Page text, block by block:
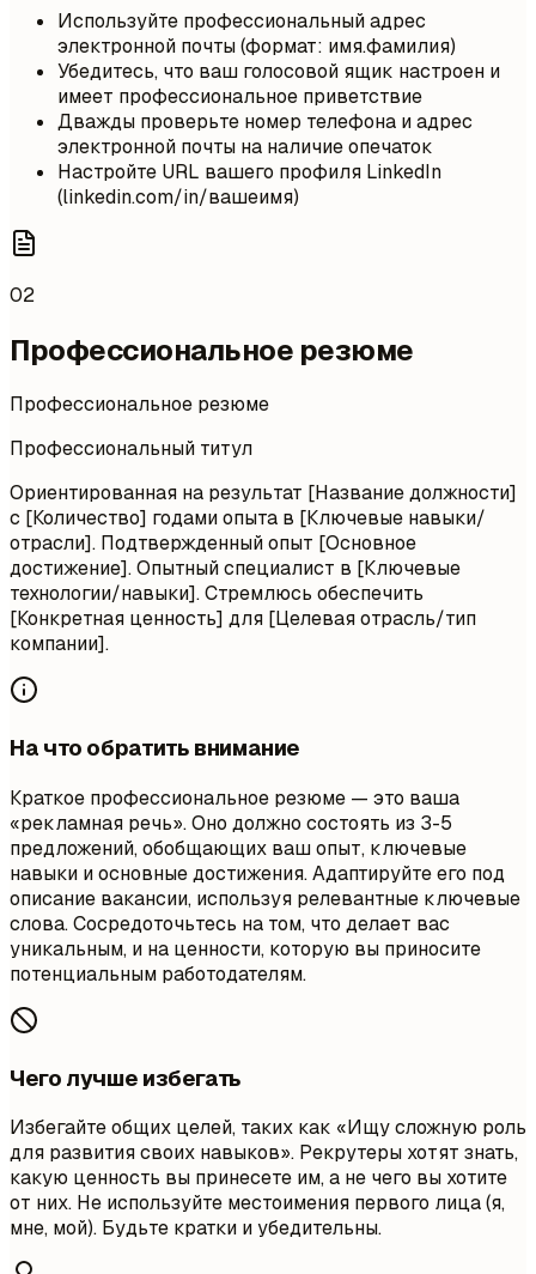
Используйте профессиональный адрес
электронной почты (формат: имя.фамилия)
Убедитесь, что ваш голосовой ящик настроен и
имеет профессиональное приветствие
Дважды проверьте номер телефона и адрес
электронной почты на наличие опечаток
Настройте URL вашего профиля LinkedIn
(linkedin.com/in/вашеимя)
02
Профессиональное резюме
Профессиональное резюме
Профессиональный титул
Ориентированная на результат [Название должности]
с [Количество] годами опыта в [Ключевые навыки/
отрасли]. Подтвержденный опыт [Основное
достижение]. Опытный специалист в [Ключевые
технологии/навыки]. Стремлюсь обеспечить
[Конкретная ценность] для [Целевая отрасль/тип
компании].
На что обратить внимание
Краткое профессиональное резюме — это ваша
«рекламная речь». Оно должно состоять из 3-5
предложений, обобщающих ваш опыт, ключевые
навыки и основные достижения. Адаптируйте его под
описание вакансии, используя релевантные ключевые
слова. Сосредоточьтесь на том, что делает вас
уникальным, и на ценности, которую вы приносите
потенциальным работодателям.
Чего лучше избегать
Избегайте общих целей, таких как «Ищу сложную роль
для развития своих навыков». Рекрутеры хотят знать,
какую ценность вы принесете им, а не чего вы хотите
от них. Не используйте местоимения первого лица (я,
мне, мой). Будьте кратки и убедительны.